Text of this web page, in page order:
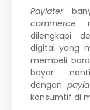
Paylater
commerce
dilengkapi
digital yang
membeli
bayar
dengan
konsumtif di